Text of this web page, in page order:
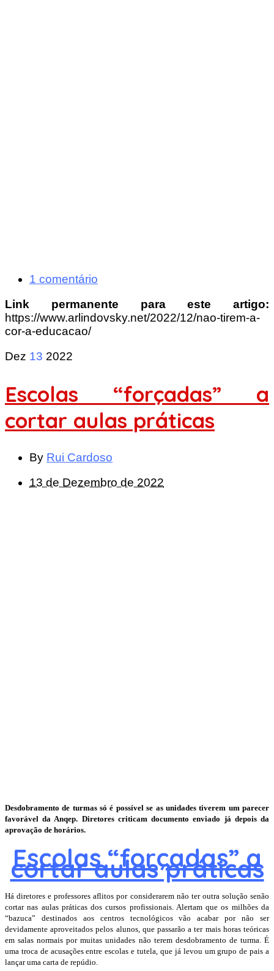
1 comentário
Link permanente para este artigo:
https://www.arlindovsky.net/2022/12/nao-tirem-a-
cor-a-educacao/
Dez 13 2022
Escolas “forçadas” a
cortar aulas práticas
By Rui Cardoso
13 de Dezembro de 2022
Desdobramento de turmas só é possível se as unidades tiverem um parecer
favorável da Anqep. Diretores criticam documento enviado já depois da
aprovação de horários.
Escolas “forçadas” a
cortar aulas práticas
Há diretores e professores aflitos por considerarem não ter outra solução senão
cortar nas aulas práticas dos cursos profissionais. Alertam que os milhões da
“bazuca” destinados aos centros tecnológicos vão acabar por não ser
devidamente aproveitados pelos alunos, que passarão a ter mais horas teóricas
em salas normais por muitas unidades não terem desdobramento de turma. É
uma troca de acusações entre escolas e tutela, que já levou um grupo de pais a
lançar uma carta de repúdio.